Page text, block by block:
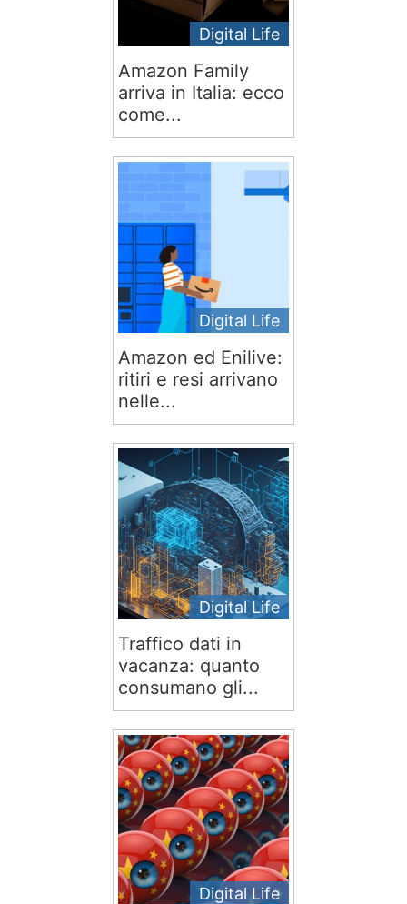
Digital Life
Amazon Family
arriva in Italia: ecco
come...
Digital Life
Amazon ed Enilive:
ritiri e resi arrivano
nelle...
Digital Life
Traffico dati in
vacanza: quanto
consumano gli...
Digital Life